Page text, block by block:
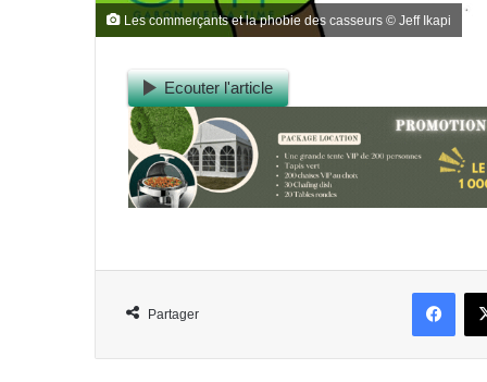
Les commerçants et la phobie des casseurs © Jeff Ikapi
Ecouter l'article
Partager